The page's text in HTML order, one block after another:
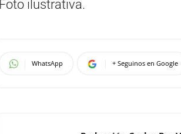
Foto ilustrativa.
WhatsApp + Seguinos en Google